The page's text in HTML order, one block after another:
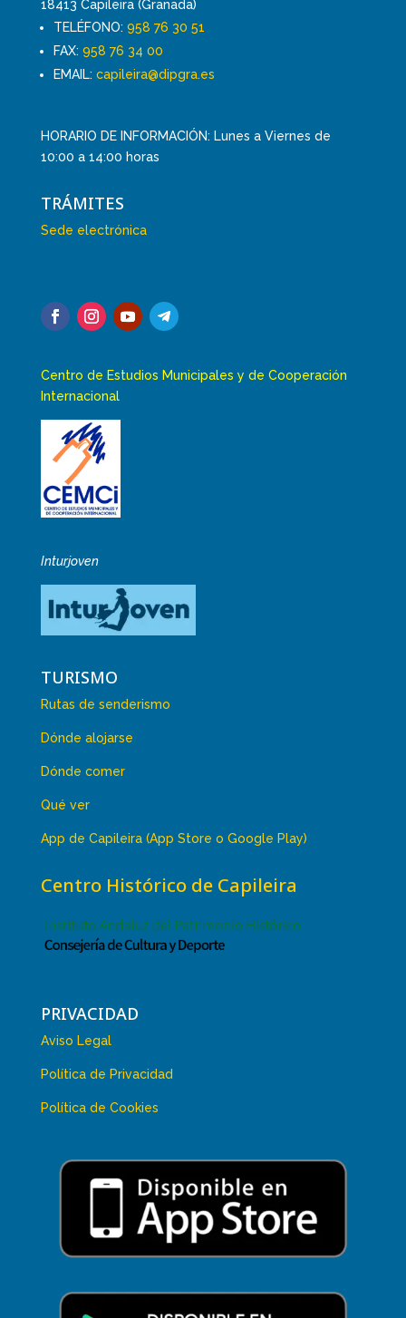
18413 Capileira (Granada)
TELÉFONO: 958 76 30 51
FAX: 958 76 34 00
EMAIL: capileira@dipgra.es
HORARIO DE INFORMACIÓN: Lunes a Viernes de
10:00 a 14:00 horas
TRÁMITES
Sede electrónica
Centro de Estudios Municipales y de Cooperación
Internacional
Inturjoven
TURISMO
Rutas de senderismo
Dónde alojarse
Dónde comer
Qué ver
App de Capileira (App Store o Google Play)
Centro Histórico de Capileira
PRIVACIDAD
Aviso Legal
Política de Privacidad
Política de Cookies